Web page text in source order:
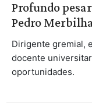
Profundo
Pedro
Dirigente gremial,
docente
oportunidades.